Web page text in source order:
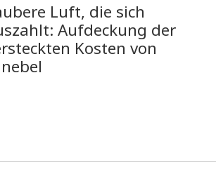
Luft, die sich
Aufdeckung der
Kosten von